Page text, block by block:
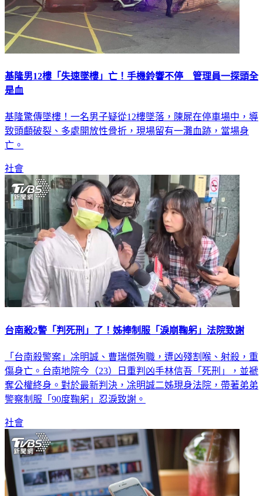
基隆男12樓「失速墜樓」亡！手機鈴響不停 管理員一探頭全
是血
基隆驚傳墜樓！一名男子疑從12樓墜落，陳屍在停車場中，導
致頭顱破裂、多處開放性骨折，現場留有一灘血跡，當場身
亡。
社會
台南殺2警「判死刑」了！姊捧制服「淚崩鞠躬」法院致謝
「台南殺警案」凃明誠、曹瑞傑殉職，遭凶殘割喉、射殺，重
傷身亡。台南地院今（23）日重判凶手林信吾「死刑」，並褫
奪公權終身。對於最新判決，凃明誠二姊現身法院，帶著弟弟
警察制服「90度鞠躬」忍淚致謝。
社會